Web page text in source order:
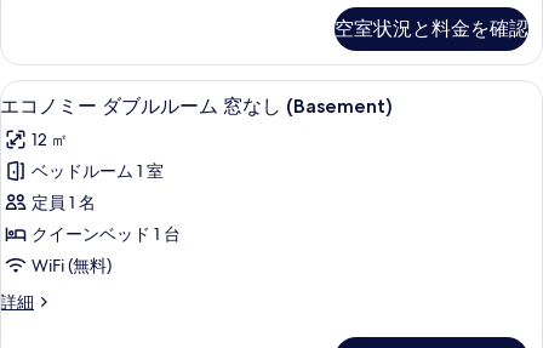
る
表
示
す
る
ル
ー
ム
の
す
べ
て
の
写
ー
シ
ン
ル
ル
ー
ム
の
詳
細
空室状況と料金を確認
エ
コ
ノ
ミ
ー
ダ
ル
エコノミー ダブルルーム 窓なし
9
エコノミー ダブルルーム 窓なし (Basement)
12 ㎡
ベッドルーム 1 室
定員 1 名
クイーンベッド 1 台
WiFi (無料)
詳細
エ